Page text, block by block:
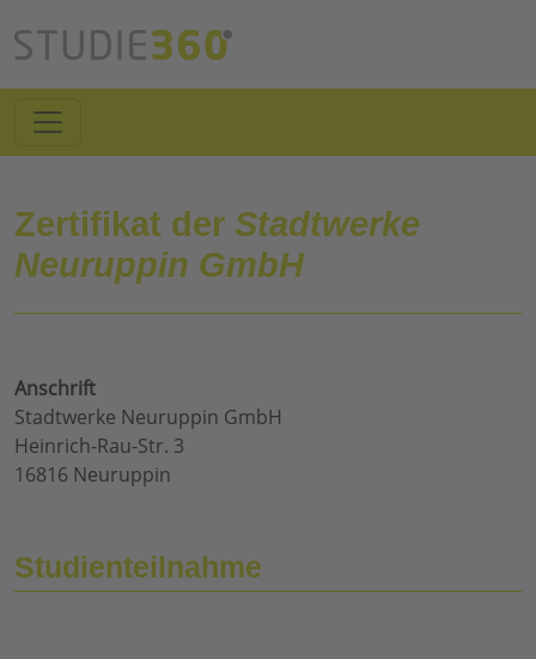
Zertifikat der Stadtwerke
Neuruppin GmbH
Anschrift
Stadtwerke Neuruppin GmbH
Heinrich-Rau-Str. 3
16816 Neuruppin
Studienteilnahme